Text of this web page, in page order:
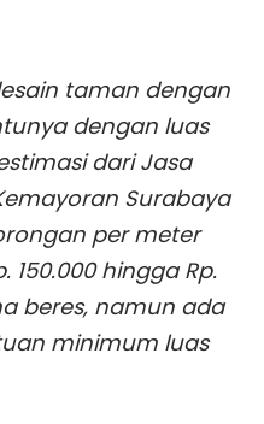
taman dengan
dengan luas
dari Jasa
Surabaya
per meter
150.000 hingga Rp.
beres, namun ada
minimum luas